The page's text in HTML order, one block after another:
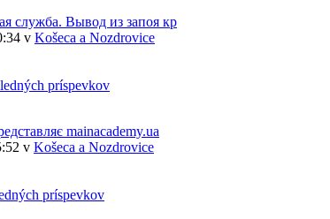
служба. Вывод из запоя кр
v Košeca a Nozdrovice
mainacademy.ua
v Košeca a Nozdrovice